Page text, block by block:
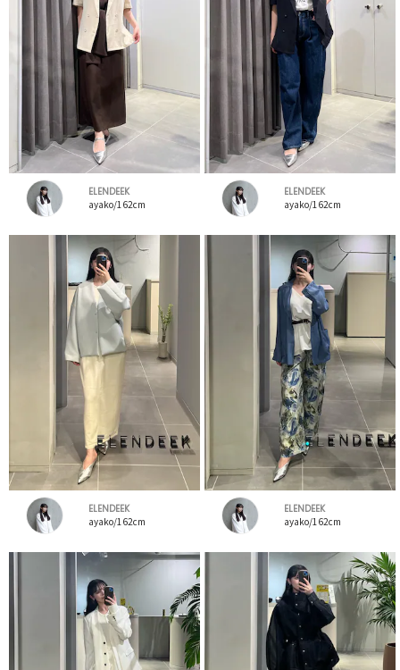
ELENDEEK
ayako/162cm
ELENDEEK
ayako/162cm
ELENDEEK
ayako/162cm
ELENDEEK
ayako/162cm